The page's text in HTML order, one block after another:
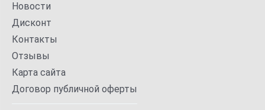
Новости
Дисконт
Контакты
Отзывы
Карта сайта
Договор публичной оферты